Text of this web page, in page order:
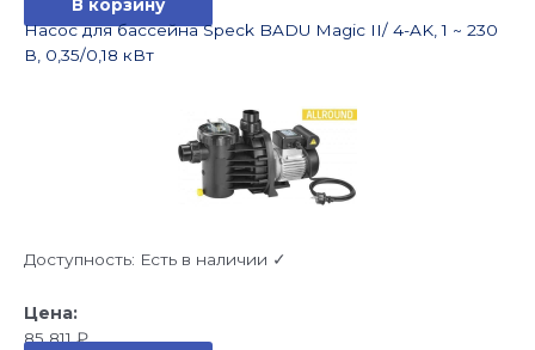
В корзину
Насос для бассейна Speck BADU Magic II/ 4-AK, 1 ~ 230
В, 0,35/0,18 кВт
Доступность: Есть в наличии ✓
85 811₽